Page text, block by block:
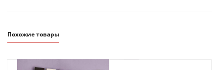
Похожие товары